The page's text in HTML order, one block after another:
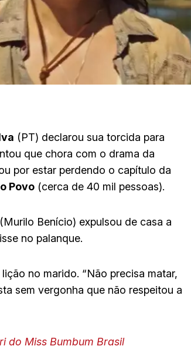
(PT) declarou sua torcida para
que chora com o drama da
por estar perdendo o capítulo da
Povo (cerca de 40 mil pessoas).
(Murilo Benício) expulsou de casa a
no palanque.
no marido. “Não precisa matar,
sem vergonha que não respeitou a
do Miss Bumbum Brasil